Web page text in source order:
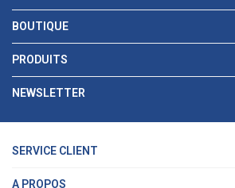
BOUTIQUE
PRODUITS
NEWSLETTER
SERVICE CLIENT
A PROPOS